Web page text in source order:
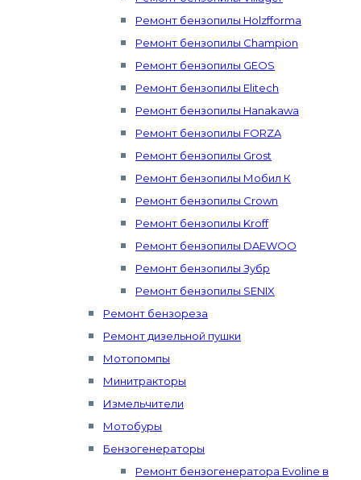
Ремонт бензопилы Holzfforma
Ремонт бензопилы Champion
Ремонт бензопилы GEOS
Ремонт бензопилы Elitech
Ремонт бензопилы Hanakawa
Ремонт бензопилы FORZA
Ремонт бензопилы Grost
Ремонт бензопилы Мобил К
Ремонт бензопилы Crown
Ремонт бензопилы Kroff
Ремонт бензопилы DAEWOO
Ремонт бензопилы Зубр
Ремонт бензопилы SENIX
Ремонт бензореза
Ремонт дизельной пушки
Мотопомпы
Минитракторы
Измельчители
Мотобуры
Бензогенераторы
Ремонт бензогенератора Evoline в